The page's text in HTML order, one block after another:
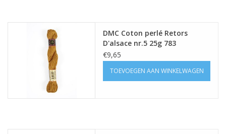
DMC Coton perlé Retors
D'alsace nr.5 25g 783
€9,65
TOEVOEGEN AAN WINKELWAGEN